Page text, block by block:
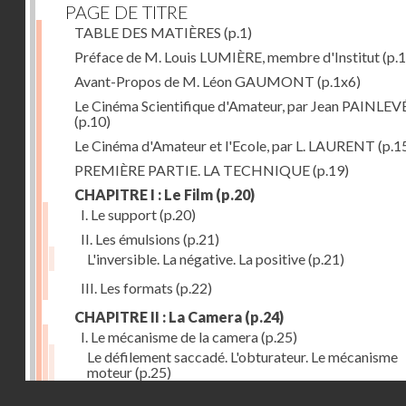
PAGE DE TITRE
TABLE DES MATIÈRES (p.1)
Préface de M. Louis LUMIÈRE, membre d'Institut
Avant-Propos de M. Léon GAUMONT (p.1x6)
Le Cinéma Scientifique d'Amateur, par Jean
(p.10)
Le Cinéma d'Amateur et l'Ecole, par L. LAURENT
PREMIÈRE PARTIE. LA TECHNIQUE(p.19)
CHAPITRE I : Le Film (p.20)
I. Le support(p.20)
II. Les émulsions (p.21)
L'inversible. La négative. La positive(p.21)
III. Les formats (p.22)
CHAPITRE II : La Camera (p.24)
I. Le mécanisme de la camera(p.25)
Le défilement saccadé. L'obturateur. Le mécanisme
moteur(p.25)